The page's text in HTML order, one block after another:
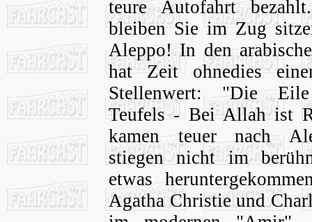
teure Autofahrt
bleiben Sie im Zug
Aleppo!In den
hat Zeit ohnedies
Stellenwert: "Die
Teufels - Bei Allah ist
kamen teuer nach
stiegen nicht im
etwas
Agatha Christie und